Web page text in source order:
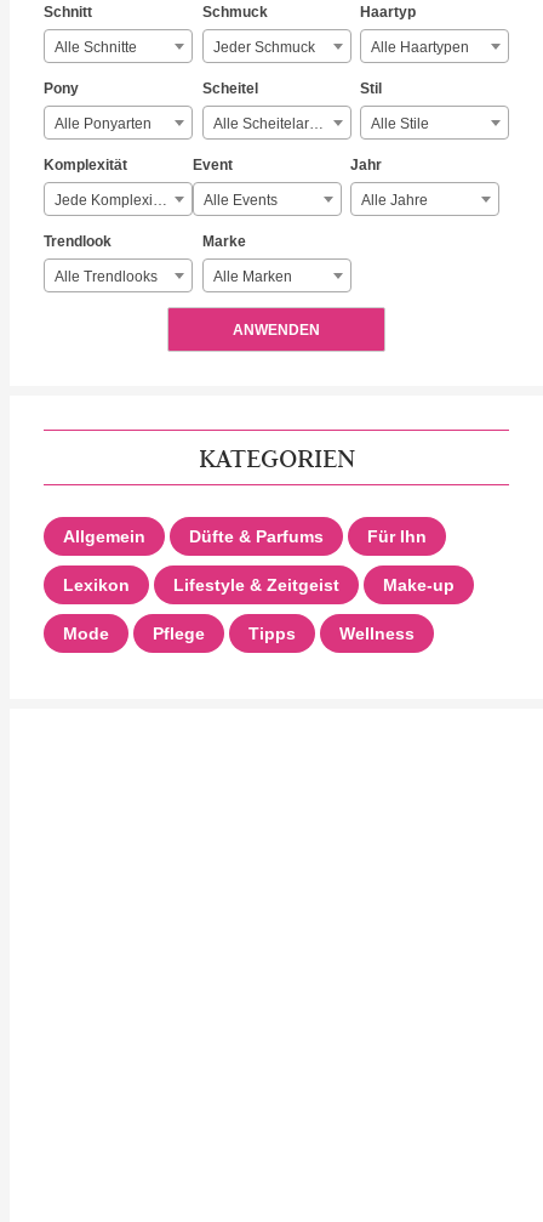
Schnitt
Alle Schnitte
Schmuck
Jeder Schmuck
Haartyp
Alle Haartypen
Pony
Alle Ponyarten
Scheitel
Alle Scheitelarten
Stil
Alle Stile
Komplexität
Jede Komplexität
Event
Alle Events
Jahr
Alle Jahre
Trendlook
Alle Trendlooks
Marke
Alle Marken
ANWENDEN
KATEGORIEN
Allgemein Düfte & Parfums Für Ihn
Lexikon Lifestyle & Zeitgeist Make-up
Mode Pflege Tipps Wellness